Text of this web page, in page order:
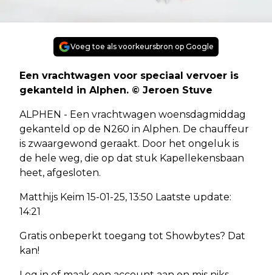
Voeg toe als voorkeursbron op Google
Een vrachtwagen voor speciaal vervoer is
gekanteld in Alphen. © Jeroen Stuve
ALPHEN - Een vrachtwagen woensdagmiddag
gekanteld op de N260 in Alphen. De chauffeur
is zwaargewond geraakt. Door het ongeluk is
de hele weg, die op dat stuk Kapellekensbaan
heet, afgesloten.
Matthijs Keim 15-01-25, 13:50 Laatste update:
14:21
Gratis onbeperkt toegang tot Showbytes? Dat
kan!